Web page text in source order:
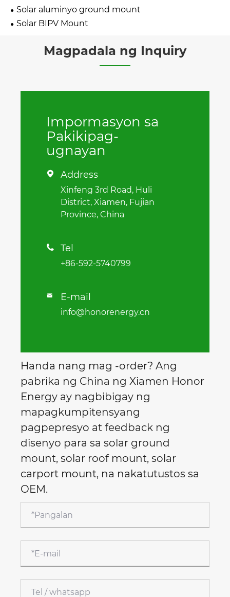
Solar aluminyo ground mount
Solar BIPV Mount
Magpadala ng Inquiry
Impormasyon sa
Pakikipag-
ugnayan
 Address
Xinfeng 3rd Road, Huli
District, Xiamen, Fujian
Province, China
 Tel
+86-592-5740799
 E-mail
info@honorenergy.cn
Handa nang mag -order? Ang
pabrika ng China ng Xiamen Honor
Energy ay nagbibigay ng
mapagkumpitensyang
pagpepresyo at feedback ng
disenyo para sa solar ground
mount, solar roof mount, solar
carport mount, na nakatutustos sa
OEM.